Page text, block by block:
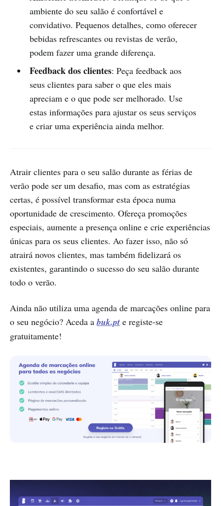
ambiente do seu salão é confortável e
convidativo. Pequenos detalhes, como oferecer
bebidas refrescantes ou revistas de verão,
podem fazer uma grande diferença.
Feedback dos clientes: Peça feedback aos
seus clientes para saber o que eles mais
apreciam e o que pode ser melhorado. Use
estas informações para ajustar os seus serviços
e criar uma experiência ainda melhor.
Atrair clientes para o seu salão durante as férias de
verão pode ser um desafio, mas com as estratégias
certas, é possível transformar esta época numa
oportunidade de crescimento. Ofereça promoções
especiais, aumente a presença online e crie experiências
únicas para os seus clientes. Ao fazer isso, não só
atrairá novos clientes, mas também fidelizará os
existentes, garantindo o sucesso do seu salão durante
todo o verão.
Ainda não utiliza uma agenda de marcações online para
o seu negócio? Aceda abuk.pt e registe-se
gratuitamente!